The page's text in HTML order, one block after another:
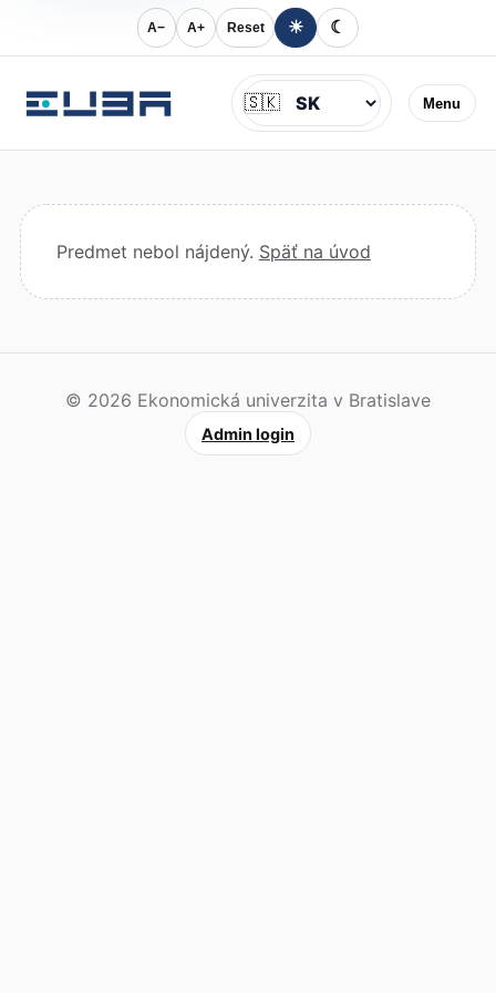
A− A+ Reset ☀ ☾
Menu
Jazyk
🇸🇰
Predmet nebol nájdený. Späť na úvod
© 2026 Ekonomická univerzita v Bratislave
Admin login